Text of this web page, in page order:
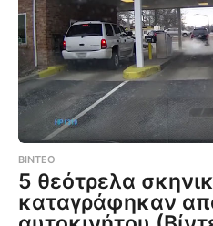
ΒΊΝΤΕΟ
5 θεότρελα
καταγράφηκαν